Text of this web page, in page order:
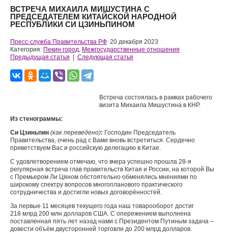
ВСТРЕЧА МИХАИЛА МИШУСТИНА С
ПРЕДСЕДАТЕЛЕМ КИТАЙСКОЙ НАРОДНОЙ
РЕСПУБЛИКИ СИ ЦЗИНЬПИНОМ
Пресс-служба Правительства РФ 20 декабря 2023
Категория: Пекин город, Межгосударственные отношения
Предыдущая статья
Следующая статья
Встреча состоялась в рамках рабочего
визита Михаила Мишустина в КНР.
Из стенограммы:
Си Цзиньпин (как переведено): Господин Председатель
Правительства, очень рад с Вами вновь встретиться. Сердечно
приветствуем Вас и российскую делегацию в Китае.
С удовлетворением отмечаю, что вчера успешно прошла 28-я
регулярная встреча глав правительств Китая и России, на которой Вы
с Премьером Ли Цяном обстоятельно обменялись мнениями по
широкому спектру вопросов многопланового практического
сотрудничества и достигли новых договорённостей.
За первые 11 месяцев текущего года наш товарооборот достиг
218 млрд 200 млн долларов США. С опережением выполнена
поставленная пять лет назад нами с Президентом Путиным задача –
довести объём двусторонней торговли до 200 млрд долларов.